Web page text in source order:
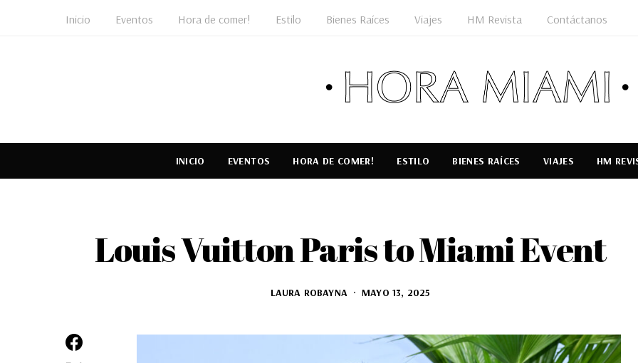
Inicio Eventos Hora de comer! Estilo Bienes Raíces Viajes HM Revista Contáctanos
INICIO EVENTOS HORA DE COMER! ESTILO BIENES RAÍCES VIAJES HM
Louis Vuitton Paris to Miami Event
LAURA ROBAYNA MAYO 13, 2025